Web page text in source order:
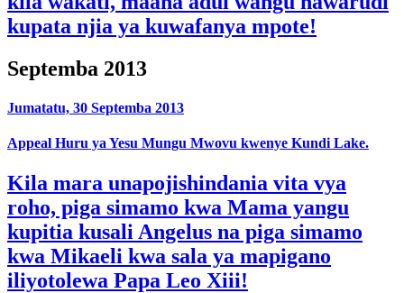
kupata njia ya kuwafanya mpote!
Septemba 2013
Jumatatu, 30 Septemba 2013
Appeal Huru ya Yesu ​​Mungu Mwovu kwenye Kundi Lake.
Kila mara unapojishindania vita vya
roho, piga simamo kwa Mama yangu
kupitia kusali Angelus na piga simamo
kwa Mikaeli kwa sala ya mapigano
iliyotolewa Papa Leo Xiii!